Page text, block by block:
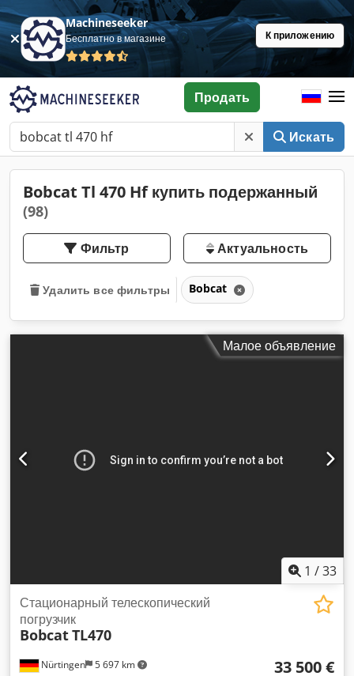
Machineseeker
Бесплатно в магазине К приложению
Искать
Продать
Bobcat Tl 470 Hf купить подержанный
(98)
Фильтр Актуальность
Удалить все фильтры Bobcat
Малое объявление
1 /33
Nürtingen 5 697 km
Стационарный телескопический
погрузчик
BobcatTL470
33 500 €